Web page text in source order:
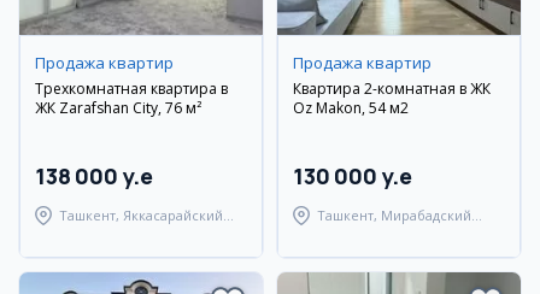
Продажа квартир
Трехкомнатная квартира в
ЖК Zarafshan City, 76 м²
138 000 y.e
Ташкент, Яккасарайский
Продажа квартир
Квартира 2-комнатная в ЖК
Oz Makon, 54 м2
130 000 y.e
Ташкент, Мирабадский